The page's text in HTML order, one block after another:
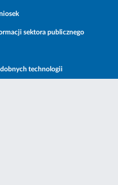
sektora publicznego
technologii